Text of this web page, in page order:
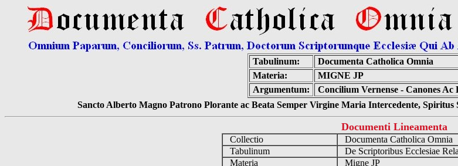
Tabulinum:
Documenta Catholica Omnia
Materia:
MIGNE JP
Argumentum:
Concilium Vernense - Canones Ac
Sancto Alberto Magno Patrono Plorante ac Beata Semper Virgine Maria Intercedente,
Documenti Lineamenta
Collectio
Documenta Catholica Omnia
Tabulinum
De Scriptoribus Ecclesiae
Materia
Migne JP